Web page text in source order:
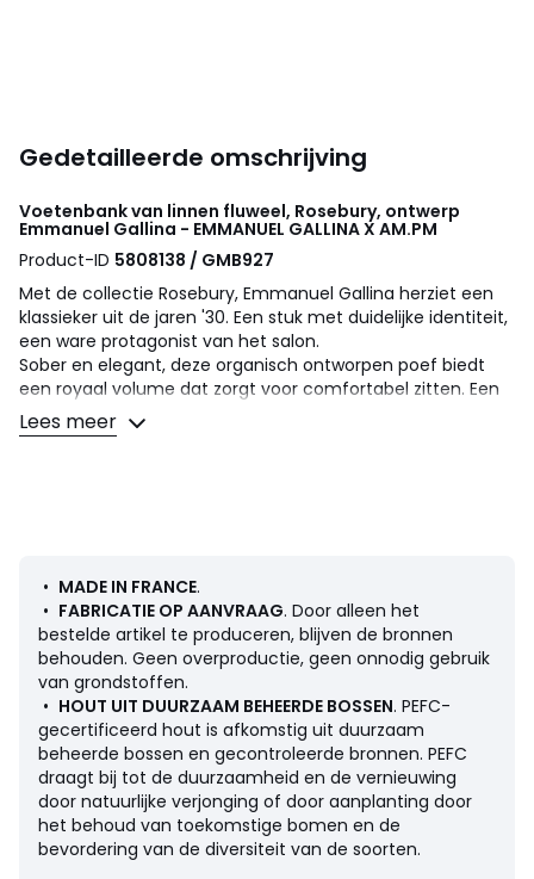
Gedetailleerde omschrijving
Voetenbank van linnen fluweel, Rosebury, ontwerp
Emmanuel Gallina - EMMANUEL GALLINA X AM.PM
Product-ID 5808138 / GMB927
Met de collectie Rosebury, Emmanuel Gallina herziet een
klassieker uit de jaren '30. Een stuk met duidelijke identiteit,
een ware protagonist van het salon.
Sober en elegant, deze organisch ontworpen poef biedt
een royaal volume dat zorgt voor comfortabel zitten. Een
ontwerp van de designer Emmanuel Gallina, in exclusiviteit
voor AM.PM. Made in France.
• Bekleding in linnen fluweel : 80% polyester, 20% linnen.
435 g/m²
• Stofstalen beschikbaar op de site, typ "Stofstalen
Rosebury" in de zoekmotor
• Structuur in PEFC hout : Spaan- en vezelplaten en
massief dennenhout
• Poten (gemonteerd) : zwart polypropyleen. Diameter 5
cm, hoogte 3 cm.
Vulling
• Zitting : polyurethaan mousse HR 35kg/m3 Bultex
• Structuur : polyetherschuim 16 kg/m3 dikte 10 mm.
Omtrek in polyether mousse 28 kg/m3 en polyester
Lees meer
• MADE IN FRANCE.
• FABRICATIE OP AANVRAAG. Door alleen het
bestelde artikel te produceren, blijven de bronnen
behouden. Geen overproductie, geen onnodig gebruik
van grondstoffen.
• HOUT UIT DUURZAAM BEHEERDE BOSSEN. PEFC-
gecertificeerd hout is afkomstig uit duurzaam
beheerde bossen en gecontroleerde bronnen. PEFC
draagt bij tot de duurzaamheid en de vernieuwing
door natuurlijke verjonging of door aanplanting door
het behoud van toekomstige bomen en de
bevordering van de diversiteit van de soorten.